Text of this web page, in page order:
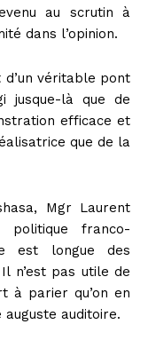
au scrutin à
dans l’opinion.
d’un véritable pont
jusque-là que de
efficace et
que de la
Mgr Laurent
politique franco-
est longue des
n’est pas utile de
à parier qu’on en
auditoire.